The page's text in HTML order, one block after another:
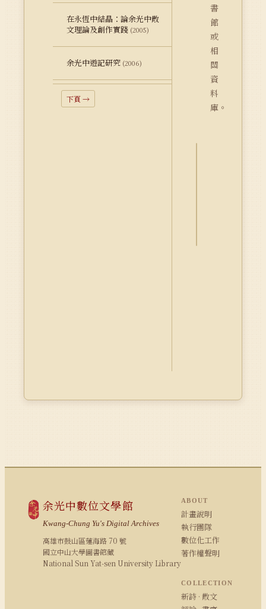
在永恆中結晶：論余光中散
文理論及創作實踐 (2005)
余光中遊記研究 (2006)
下頁 →
書
館
或
相
關
資
料
庫。
余光中數位文學館
Kwang-Chung Yu's Digital Archives
高雄市鼓山區蓮海路 70 號
國立中山大學圖書館藏
National Sun Yat-sen University Library
ABOUT
計畫說明
執行團隊
數位化工作
著作權聲明
COLLECTION
新詩 · 散文